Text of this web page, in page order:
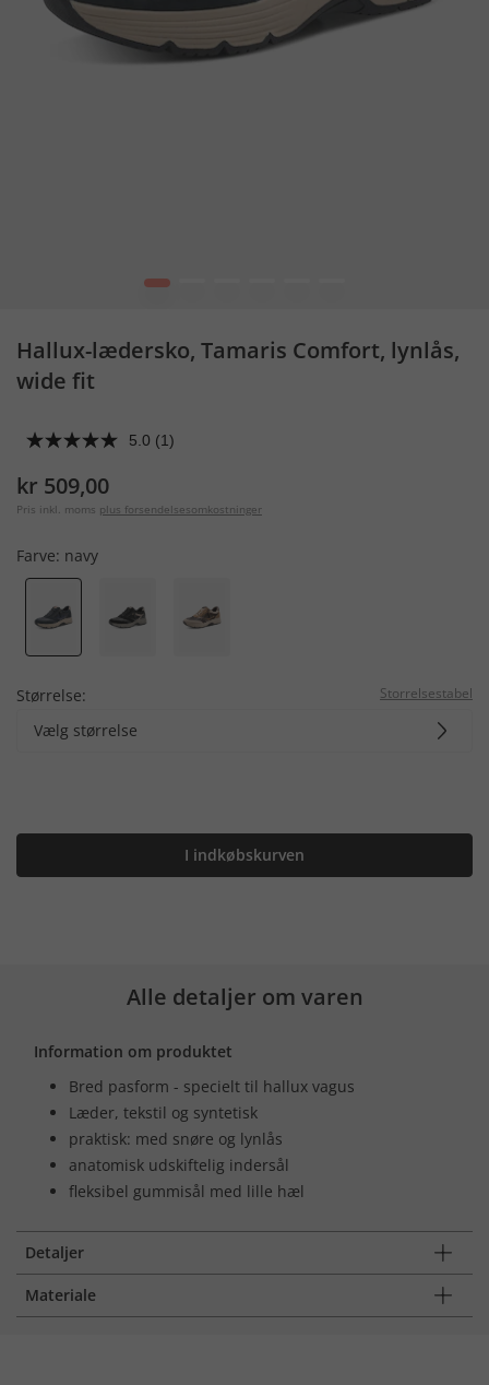
1
Hallux-lædersko, Tamaris Comfort, lynlås,
wide fit
5.0 (1)
kr 509,00
Pris inkl. moms plus forsendelsesomkostninger
Farve: navy
Størrelse: Storrelsestabel
Vælg størrelse
I indkøbskurven
Alle detaljer om varen
Information om produktet
Bred pasform - specielt til hallux vagus
Læder, tekstil og syntetisk
praktisk: med snøre og lynlås
anatomisk udskiftelig indersål
fleksibel gummisål med lille hæl
Detaljer
Materiale